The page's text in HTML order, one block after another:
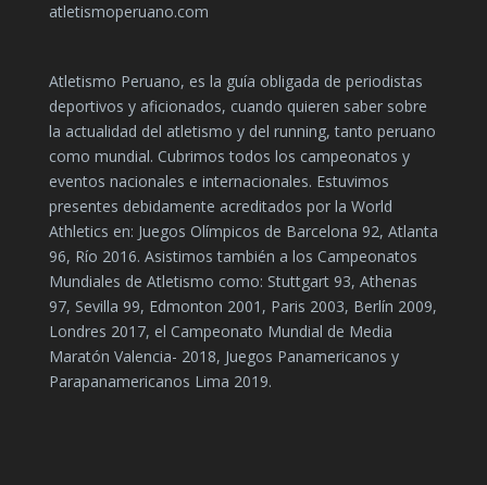
atletismoperuano.com
Atletismo Peruano, es la guía obligada de periodistas
deportivos y aficionados, cuando quieren saber sobre
la actualidad del atletismo y del running, tanto peruano
como mundial. Cubrimos todos los campeonatos y
eventos nacionales e internacionales. Estuvimos
presentes debidamente acreditados por la World
Athletics en: Juegos Olímpicos de Barcelona 92, Atlanta
96, Río 2016. Asistimos también a los Campeonatos
Mundiales de Atletismo como: Stuttgart 93, Athenas
97, Sevilla 99, Edmonton 2001, Paris 2003, Berlín 2009,
Londres 2017, el Campeonato Mundial de Media
Maratón Valencia- 2018, Juegos Panamericanos y
Parapanamericanos Lima 2019.